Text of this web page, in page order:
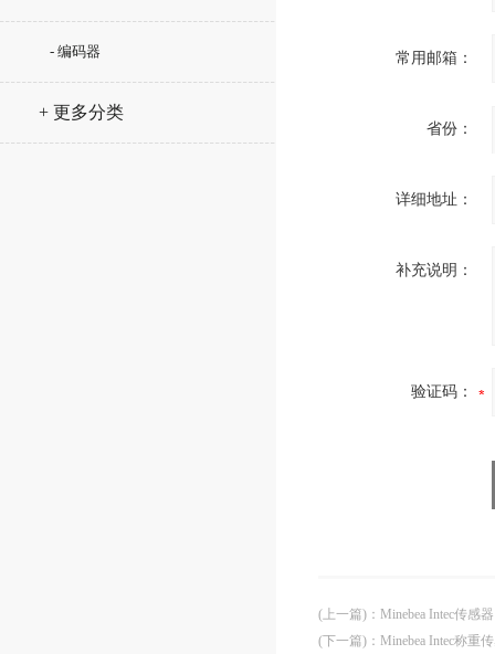
- 编码器
+ 更多分类
常用邮箱：
省份：
详细地址：
补充说明：
验证码：
(上一篇) ： Minebea Intec传感器
(下一篇) ： Minebea Intec称重